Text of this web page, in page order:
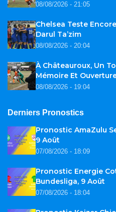
08/08/2026 - 21:05
Chelsea Teste
Darul Ta’zim
08/08/2026 - 20:04
À Châteauroux, Un
Mémoire Et
08/08/2026 - 19:04
Derniers Pronostics
Pronostic AmaZulu
9 Août
07/08/2026 - 18:09
Pronostic Energie
Bundesliga, 9 Août
07/08/2026 - 18:04